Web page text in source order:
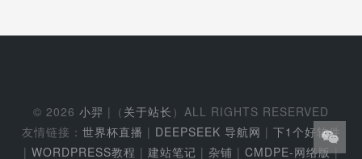
© 2026 小羿 |（ 关于站长 ）ALL RIGHTS RESERVED
友情链接： 世界杯直播 | DEEPSEEK 导航网 | 下1个好软件
| WORDPRESS教程 | 建站笔记 | 杂铺 | CMDPE-网络版|